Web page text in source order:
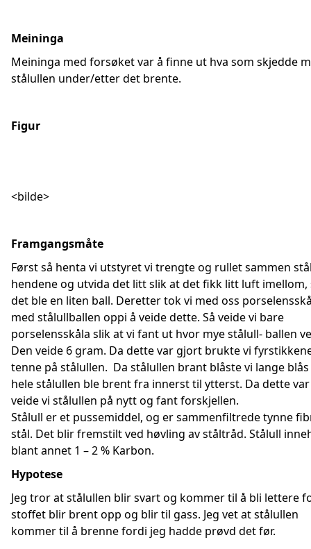
Meininga
Meininga med forsøket var å finne ut hva som skjedde
stålullen under/etter det brente.
Figur
<bilde>
Framgangsmåte
Først så henta vi utstyret vi trengte og rullet sammen
hendene og utvida det litt slik at det fikk litt luft imellom,
det ble en liten ball. Deretter tok vi med oss
med stålullballen oppi å veide dette. Så veide vi bare
porselensskåla slik at vi fant ut hvor mye stålull- ballen
Den veide 6 gram. Da dette var gjort brukte vi
tenne på stålullen. Da stålullen brant blåste vi lange
hele stålullen ble brent fra innerst til ytterst. Da dette
veide vi stålullen på nytt og fant forskjellen.
Stålull er et pussemiddel, og er sammenfiltrede tynne
stål. Det blir fremstilt ved høvling av ståltråd. Stålull
blant annet 1 – 2 % Karbon.
Hypotese
Jeg tror at stålullen blir svart og kommer til å bli lettere
stoffet blir brent opp og blir til gass. Jeg vet at stålullen
kommer til å brenne fordi jeg hadde prøvd det før.